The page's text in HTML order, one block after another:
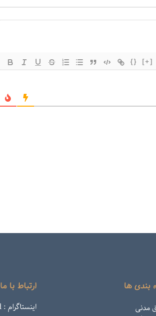
{} [+]
بندی ها
مدنی
ارتباط با ما
اینستاگرام : rahemaghsoud